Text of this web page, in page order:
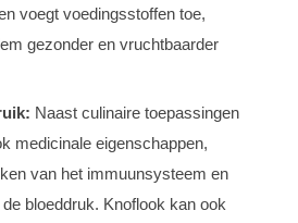
voegt voedingsstoffen toe,
gezonder en vruchtbaarder
Naast culinaire toepassingen
medicinale eigenschappen,
van het immuunsysteem en
bloeddruk. Knoflook kan ook